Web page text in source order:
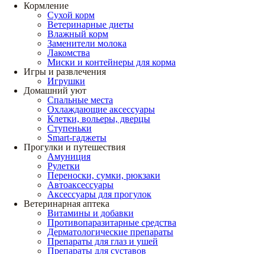
Кормление
Сухой корм
Ветеринарные диеты
Влажный корм
Заменители молока
Лакомства
Миски и контейнеры для корма
Игры и развлечения
Игрушки
Домашний уют
Спальные места
Охлаждающие аксессуары
Клетки, вольеры, дверцы
Ступеньки
Smart-гаджеты
Прогулки и путешествия
Амуниция
Рулетки
Переноски, сумки, рюкзаки
Автоаксессуары
Аксессуары для прогулок
Ветеринарная аптека
Витамины и добавки
Противопаразитарные средства
Дерматологические препараты
Препараты для глаз и ушей
Препараты для суставов